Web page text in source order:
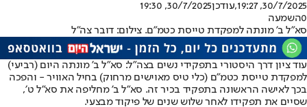
30/7/2025, 19:27
,עודכן30/7/2025, 19:30
0השמעה
סא"ל ב' מונתה למפקדת טייסת כטמ״ם. צילום: דובר צה"ל
עוד ציון דרך היסטורי בתפקידי נשים בצה"ל: סא"ל ב' מונתה היום (רביעי)
למפקדת טייסת כטמ״ם (כלי טיס מאוישים מרחוק) בחיל האוויר - והפכה
בכך לאישה הראשונה בתפקיד בכיר זה. סא"ל ב' מחליפה את סא"ל ט׳,
שסיים את תפקידו לאחר שלוש שנים של פיקוד מבצעי.